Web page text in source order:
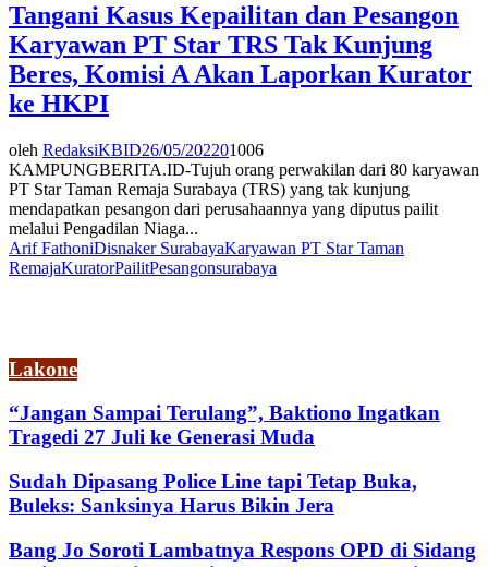
Tangani Kasus Kepailitan dan Pesangon
Karyawan PT Star TRS Tak Kunjung
Beres, Komisi A Akan Laporkan Kurator
ke HKPI
oleh RedaksiKBID26/05/202201006
KAMPUNGBERITA.ID-Tujuh orang perwakilan dari 80 karyawan
PT Star Taman Remaja Surabaya (TRS) yang tak kunjung
mendapatkan pesangon dari perusahaannya yang diputus pailit
melalui Pengadilan Niaga...
Arif FathoniDisnaker SurabayaKaryawan PT Star Taman
RemajaKuratorPailitPesangonsurabaya
Lakone
“Jangan Sampai Terulang”, Baktiono Ingatkan
Tragedi 27 Juli ke Generasi Muda
Sudah Dipasang Police Line tapi Tetap Buka,
Buleks: Sanksinya Harus Bikin Jera
Bang Jo Soroti Lambatnya Respons OPD di Sidang